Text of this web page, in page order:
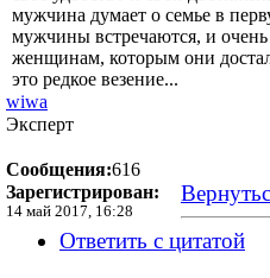
мужчина думает о семье в
мужчины встречаются, и очень
женщинам, которым они
это редкое везение...
wiwa
Эксперт
Сообщения:616
Зарегистрирован:
14 май 2017, 16:28
Ответить с цитатой